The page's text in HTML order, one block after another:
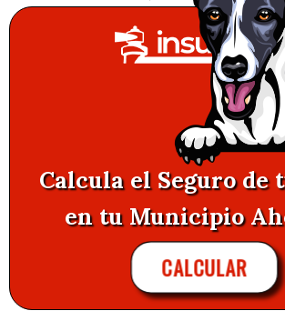
Calcula el Seguro de
en tu Municipio
CALCULAR